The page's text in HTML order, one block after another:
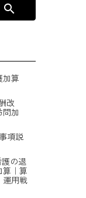
search
加算
改
加
項説
護の退
算｜算
運用戦